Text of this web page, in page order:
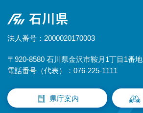
石川県
法人番号：2000020170003
〒920-8580 石川県金沢市鞍月1丁目1番地
電話番号（代表）：076-225-1111
県庁案内